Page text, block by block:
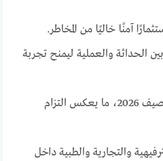
آمنًا خاليًا من المخاطر.
الحداثة والعملية ليمنح تجربة
موعد استلام محدد يبدأ من صيف 2026، ما يعكس التزام
والتجارية والطبية داخل